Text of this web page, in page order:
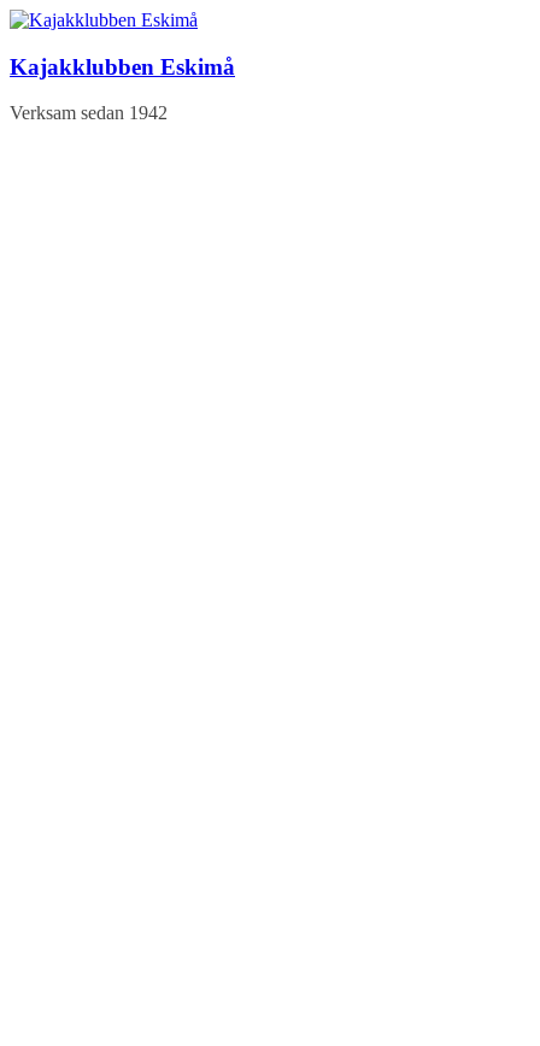
Hoppa
innehåll
Kajakklubben Eskimå
Verksam sedan 1942